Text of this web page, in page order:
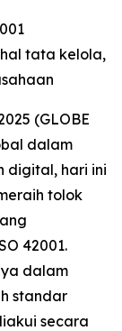
tata kelola,
(GLOBE
dalam
digital, hari ini
tolok
42001.
dalam
standar
secara